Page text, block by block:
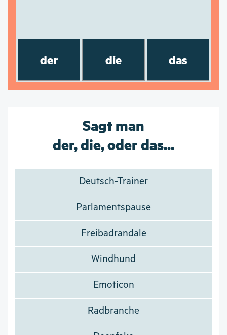
der die das
Sagt man
der, die, oder das...
Deutsch-Trainer
Parlamentspause
Freibadrandale
Windhund
Emoticon
Radbranche